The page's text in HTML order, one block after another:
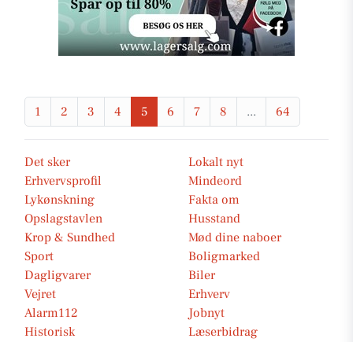
1 2 3 4 5 6 7 8 ... 64
Det sker
Lokalt nyt
Erhvervsprofil
Mindeord
Lykønskning
Fakta om
Opslagstavlen
Husstand
Krop & Sundhed
Mød dine naboer
Sport
Boligmarked
Dagligvarer
Biler
Vejret
Erhverv
Alarm112
Jobnyt
Historisk
Læserbidrag